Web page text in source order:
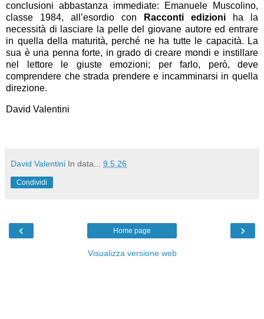
conclusioni abbastanza immediate: Emanuele Muscolino,
classe 1984, all’esordio con
Racconti edizioni ha la
necessità di lasciare la pelle del giovane autore ed entrare
in quella della maturità, perché ne ha tutte le capacità. La
sua è una penna forte, in grado di creare mondi e instillare
nel lettore le giuste emozioni; per farlo, però, deve
comprendere che strada prendere e incamminarsi in quella
direzione.
David Valentini
David Valentini In data... 9.5.26
Condividi
‹ ›
Home page
Visualizza versione web